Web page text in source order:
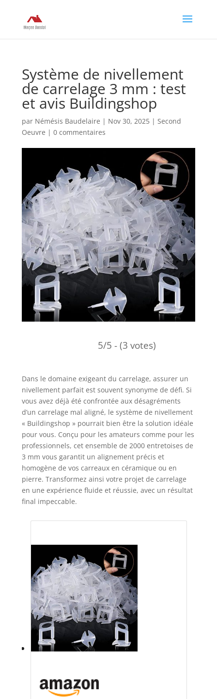
Système de nivellement
de carrelage 3 mm : test
et avis Buildingshop
par Némésis Baudelaire | Nov 30, 2025| Second
Oeuvre | 0 commentaires
5/5 - (3 votes)
Dans le domaine exigeant du carrelage, assurer un
nivellement parfait est souvent synonyme de défi. Si
vous avez déjà été confrontée aux désagréments
d’un carrelage mal aligné, le système de nivellement
« Buildingshop » pourrait bien être la solution idéale
pour vous. Conçu pour les amateurs comme pour les
professionnels, cet ensemble de 2000 entretoises de
3 mm vous garantit un alignement précis et
homogène de vos carreaux en céramique ou en
pierre. Transformez ainsi votre projet de carrelage
en une expérience fluide et réussie, avec un résultat
final impeccable.